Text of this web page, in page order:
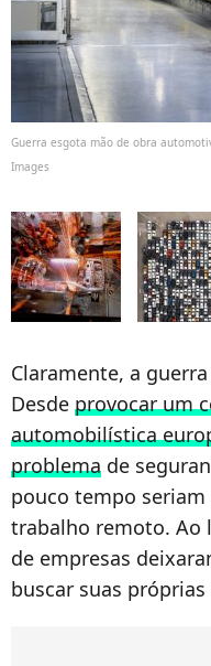
Guerra esgota mão de obra
Images
Claramente, a
Desde provocar um
automobilística
problema de
pouco tempo
trabalho remoto. Ao
de empresas
buscar suas